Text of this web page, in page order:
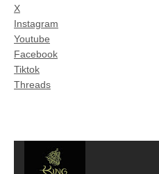
X
Instagram
Youtube
Facebook
Tiktok
Threads